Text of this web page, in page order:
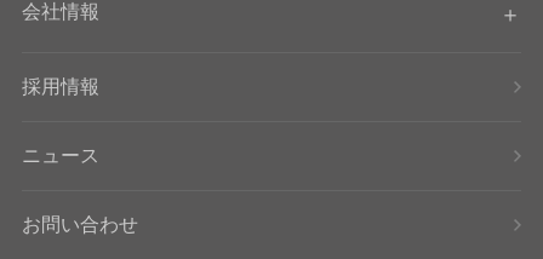
会社情報
採用情報
ニュース
お問い合わせ